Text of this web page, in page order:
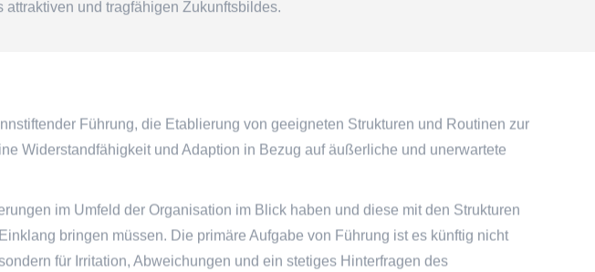
und tragfähigen Zukunftsbildes.
Führung, die Etablierung von geeigneten Strukturen und Routinen zur
Widerstandfähigkeit und Adaption in Bezug auf äußerliche und unerwartete
im Umfeld der Organisation im Blick haben und diese mit den Strukturen
bringen müssen. Die primäre Aufgabe von Führung ist es künftig nicht
für Irritation, Abweichungen und ein stetiges Hinterfragen des